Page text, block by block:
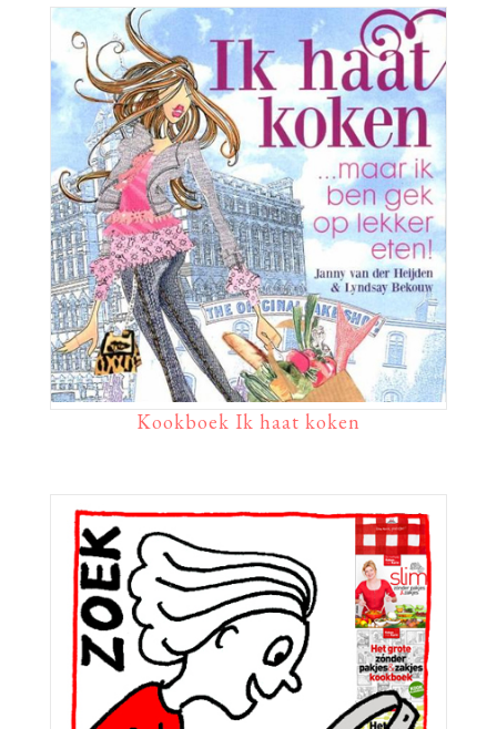
Kookboek Ik haat koken